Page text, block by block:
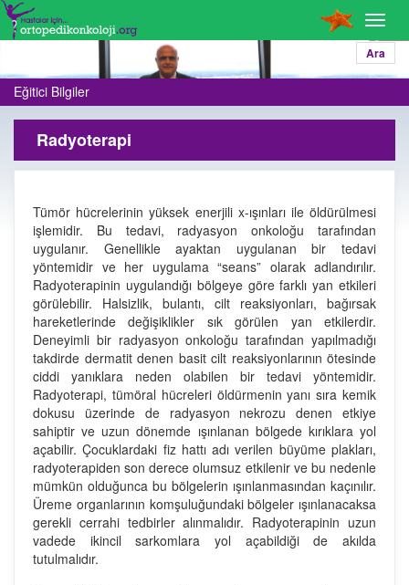
Ara
Eğitici Bilgiler
Radyoterapi
Tümör hücrelerinin yüksek enerjili x-ışınları ile öldürülmesi
işlemidir. Bu tedavi, radyasyon onkoloğu tarafından
uygulanır. Genellikle ayaktan uygulanan bir tedavi
yöntemidir ve her uygulama “seans” olarak adlandırılır.
Radyoterapinin uygulandığı bölgeye göre farklı yan etkileri
görülebilir. Halsizlik, bulantı, cilt reaksiyonları, bağırsak
hareketlerinde değişiklikler sık görülen yan etkilerdir.
Deneyimli bir radyasyon onkoloğu tarafından yapılmadığı
takdirde dermatit denen basit cilt reaksiyonlarının ötesinde
ciddi yanıklara neden olabilen bir tedavi yöntemidir.
Radyoterapi, tümöral hücreleri öldürmenin yanı sıra kemik
dokusu üzerinde de radyasyon nekrozu denen etkiye
sahiptir ve uzun dönemde ışınlanan bölgede kırıklara yol
açabilir. Çocuklardaki fiz hattı adı verilen büyüme plakları,
radyoterapiden son derece olumsuz etkilenir ve bu nedenle
mümkün olduğunca bu bölgelerin ışınlanmasından kaçınılır.
Üreme organlarının komşuluğundaki bölgeler ışınlanacaksa
gerekli cerrahi tedbirler alınmalıdır. Radyoterapinin uzun
vadede ikincil sarkomlara yol açabildiği de akılda
tutulmalıdır.